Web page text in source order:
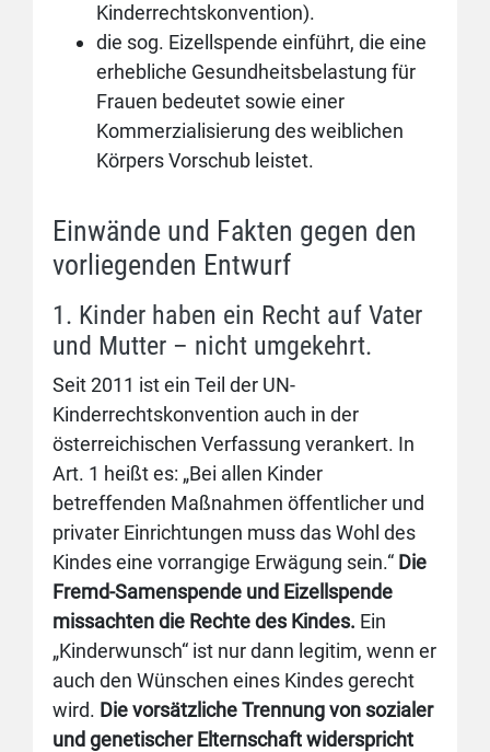
Kinderrechtskonvention).
die sog. Eizellspende einführt, die eine
erhebliche Gesundheitsbelastung für
Frauen bedeutet sowie einer
Kommerzialisierung des weiblichen
Körpers Vorschub leistet.
Einwände und Fakten gegen den
vorliegenden Entwurf
1. Kinder haben ein Recht auf Vater
und Mutter – nicht umgekehrt.
Seit 2011 ist ein Teil der UN-
Kinderrechtskonvention auch in der
österreichischen Verfassung verankert. In
Art. 1 heißt es: „Bei allen Kinder
betreffenden Maßnahmen öffentlicher und
privater Einrichtungen muss das Wohl des
Kindes eine vorrangige Erwägung sein.“ Die
Fremd-Samenspende und Eizellspende
missachten die Rechte des Kindes. Ein
„Kinderwunsch“ ist nur dann legitim, wenn er
auch den Wünschen eines Kindes gerecht
wird. Die vorsätzliche Trennung von sozialer
und genetischer Elternschaft widerspricht